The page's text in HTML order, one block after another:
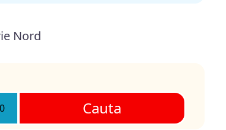
Nord
0 Cauta